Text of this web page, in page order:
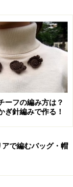
ーフの編み方は？
ぎ針編みで作る！
で編むバッグ・帽